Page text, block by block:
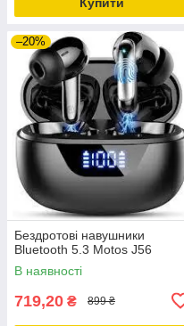
–20%
Бездротові навушники
Bluetooth 5.3 Motos J56
В наявності
719,20 ₴ 899 ₴